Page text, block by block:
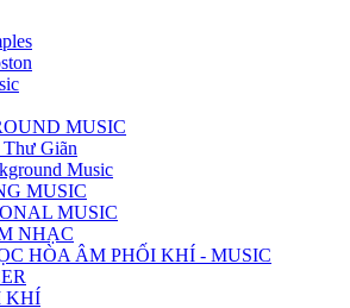
MUSIC
Thư Giãn
Music
MUSIC
MUSIC
NHẠC
HÒA ÂM PHỐI KHÍ - MUSIC
KHÍ